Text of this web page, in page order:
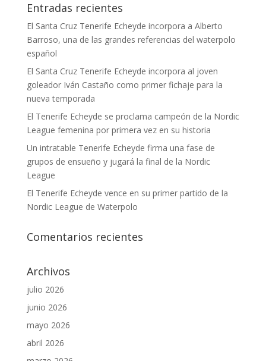
Entradas recientes
El Santa Cruz Tenerife Echeyde incorpora a Alberto
Barroso, una de las grandes referencias del waterpolo
español
El Santa Cruz Tenerife Echeyde incorpora al joven
goleador Iván Castaño como primer fichaje para la
nueva temporada
El Tenerife Echeyde se proclama campeón de la Nordic
League femenina por primera vez en su historia
Un intratable Tenerife Echeyde firma una fase de
grupos de ensueño y jugará la final de la Nordic
League
El Tenerife Echeyde vence en su primer partido de la
Nordic League de Waterpolo
Comentarios recientes
Archivos
julio 2026
junio 2026
mayo 2026
abril 2026